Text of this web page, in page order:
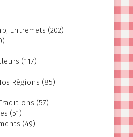
Entremets (202)
(117)
Régions (85)
(57)
(51)
(49)